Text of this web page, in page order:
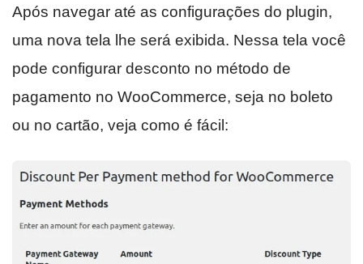
Após navegar até as configurações do plugin,
uma nova tela lhe será exibida. Nessa tela você
pode configurar desconto no método de
pagamento no WooCommerce, seja no boleto
ou no cartão, veja como é fácil: